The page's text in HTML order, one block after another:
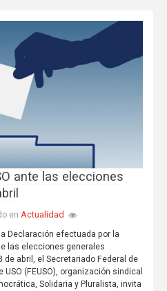
ante las elecciones
en Actualidad
Declaración efectuada por la
las elecciones generales
abril, el Secretariado Federal de
(FEUSO), organización sindical
Solidaria y Pluralista, invita